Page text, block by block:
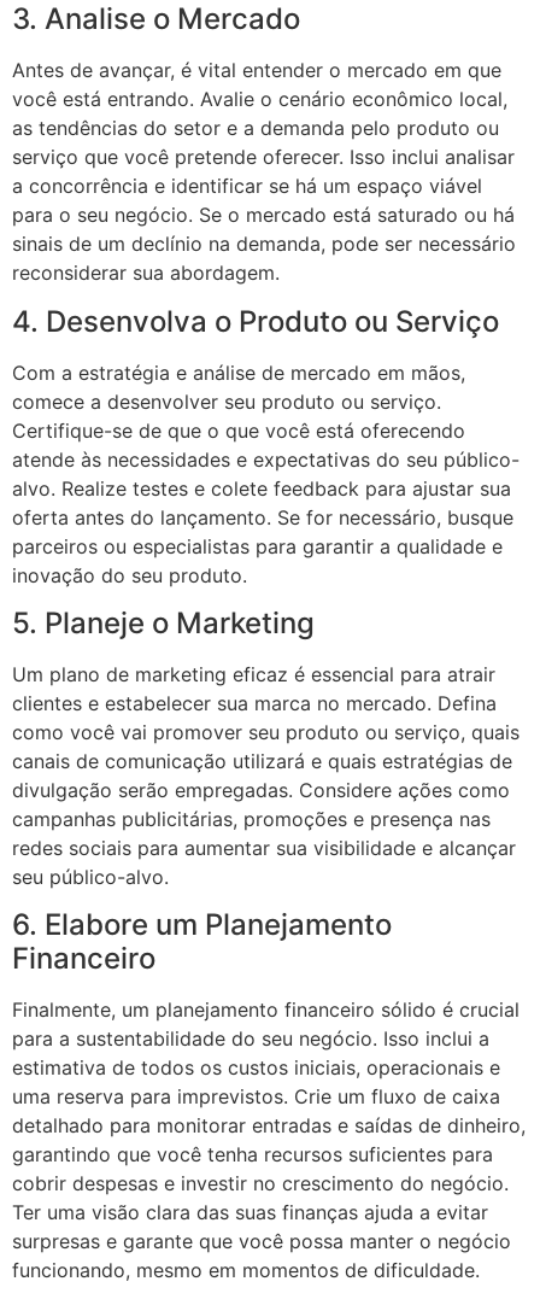
3. Analise o Mercado
Antes de avançar, é vital entender o mercado em que
você está entrando. Avalie o cenário econômico local,
as tendências do setor e a demanda pelo produto ou
serviço que você pretende oferecer. Isso inclui analisar
a concorrência e identificar se há um espaço viável
para o seu negócio. Se o mercado está saturado ou há
sinais de um declínio na demanda, pode ser necessário
reconsiderar sua abordagem.
4. Desenvolva o Produto ou Serviço
Com a estratégia e análise de mercado em mãos,
comece a desenvolver seu produto ou serviço.
Certifique-se de que o que você está oferecendo
atende às necessidades e expectativas do seu público-
alvo. Realize testes e colete feedback para ajustar sua
oferta antes do lançamento. Se for necessário, busque
parceiros ou especialistas para garantir a qualidade e
inovação do seu produto.
5. Planeje o Marketing
Um plano de marketing eficaz é essencial para atrair
clientes e estabelecer sua marca no mercado. Defina
como você vai promover seu produto ou serviço, quais
canais de comunicação utilizará e quais estratégias de
divulgação serão empregadas. Considere ações como
campanhas publicitárias, promoções e presença nas
redes sociais para aumentar sua visibilidade e alcançar
seu público-alvo.
6. Elabore um Planejamento
Financeiro
Finalmente, um planejamento financeiro sólido é crucial
para a sustentabilidade do seu negócio. Isso inclui a
estimativa de todos os custos iniciais, operacionais e
uma reserva para imprevistos. Crie um fluxo de caixa
detalhado para monitorar entradas e saídas de dinheiro,
garantindo que você tenha recursos suficientes para
cobrir despesas e investir no crescimento do negócio.
Ter uma visão clara das suas finanças ajuda a evitar
surpresas e garante que você possa manter o negócio
funcionando, mesmo em momentos de dificuldade.